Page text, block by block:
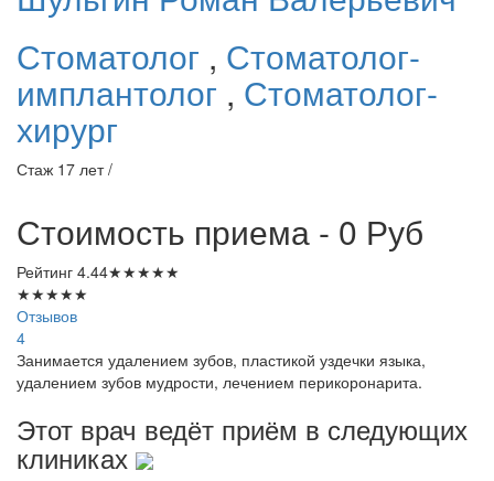
Стоматолог , Стоматолог-
имплантолог , Стоматолог-
хирург
Стаж 17 лет /
Стоимость приема - 0 Руб
Рейтинг 4.44★★★★★
★★★★★
Отзывов
4
Занимается удалением зубов, пластикой уздечки языка,
удалением зубов мудрости, лечением перикоронарита.
Этот врач ведёт приём в следующих
клиниках